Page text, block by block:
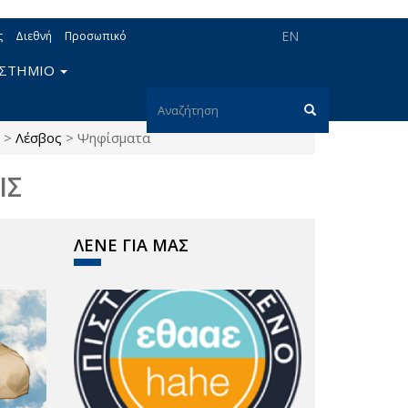
EN
Διεθνή Προσωπικό
Φόρμα
αναζήτησης
> Λέσβος > Ψηφίσματα
ΛΕΝΕ ΓΙΑ ΜΑΣ